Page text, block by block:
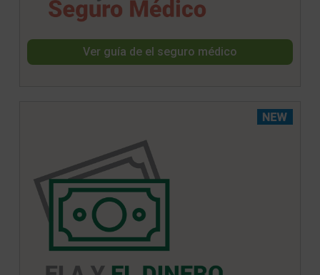
Ver guía de el seguro médico